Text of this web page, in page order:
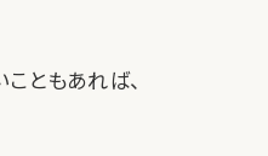
ともあれば、